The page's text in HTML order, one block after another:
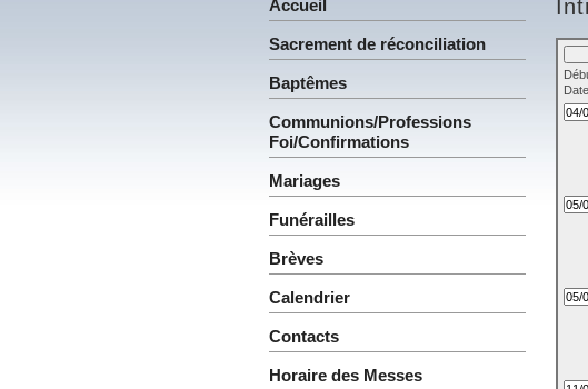
Accueil
Sacrement de réconciliation
Baptêmes
Communions/Professions
Foi/Confirmations
Mariages
Funérailles
Brèves
Calendrier
Contacts
Horaire des Messes
Date